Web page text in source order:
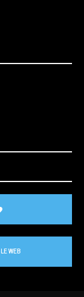
WEB